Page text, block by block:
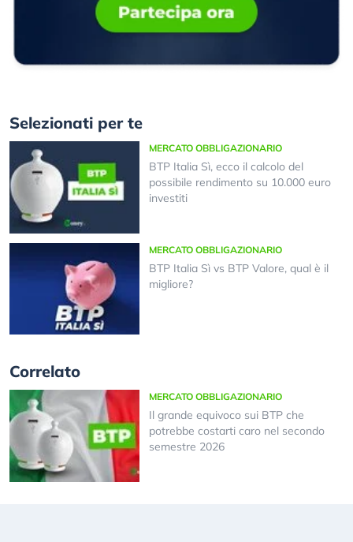
Selezionati per te
MERCATO OBBLIGAZIONARIO
BTP Italia Sì, ecco il calcolo del
possibile rendimento su 10.000 euro
investiti
MERCATO OBBLIGAZIONARIO
BTP Italia Sì vs BTP Valore, qual è il
migliore?
Correlato
MERCATO OBBLIGAZIONARIO
Il grande equivoco sui BTP che
potrebbe costarti caro nel secondo
semestre 2026